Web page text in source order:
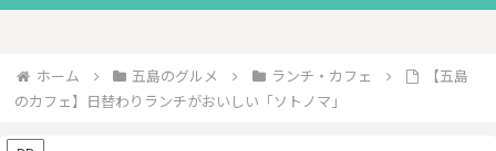
ホーム 五島のグルメ ランチ・カフェ
【五島
のカフェ】日替わりランチがおいしい「ソトノマ」